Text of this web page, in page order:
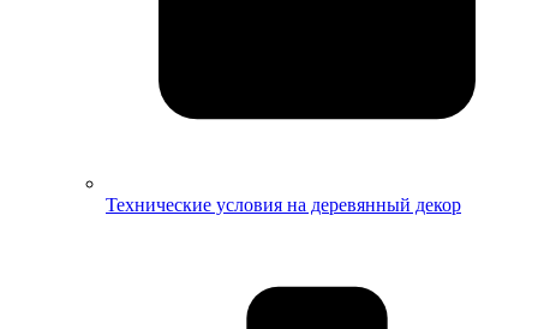
Технические условия на деревянный декор